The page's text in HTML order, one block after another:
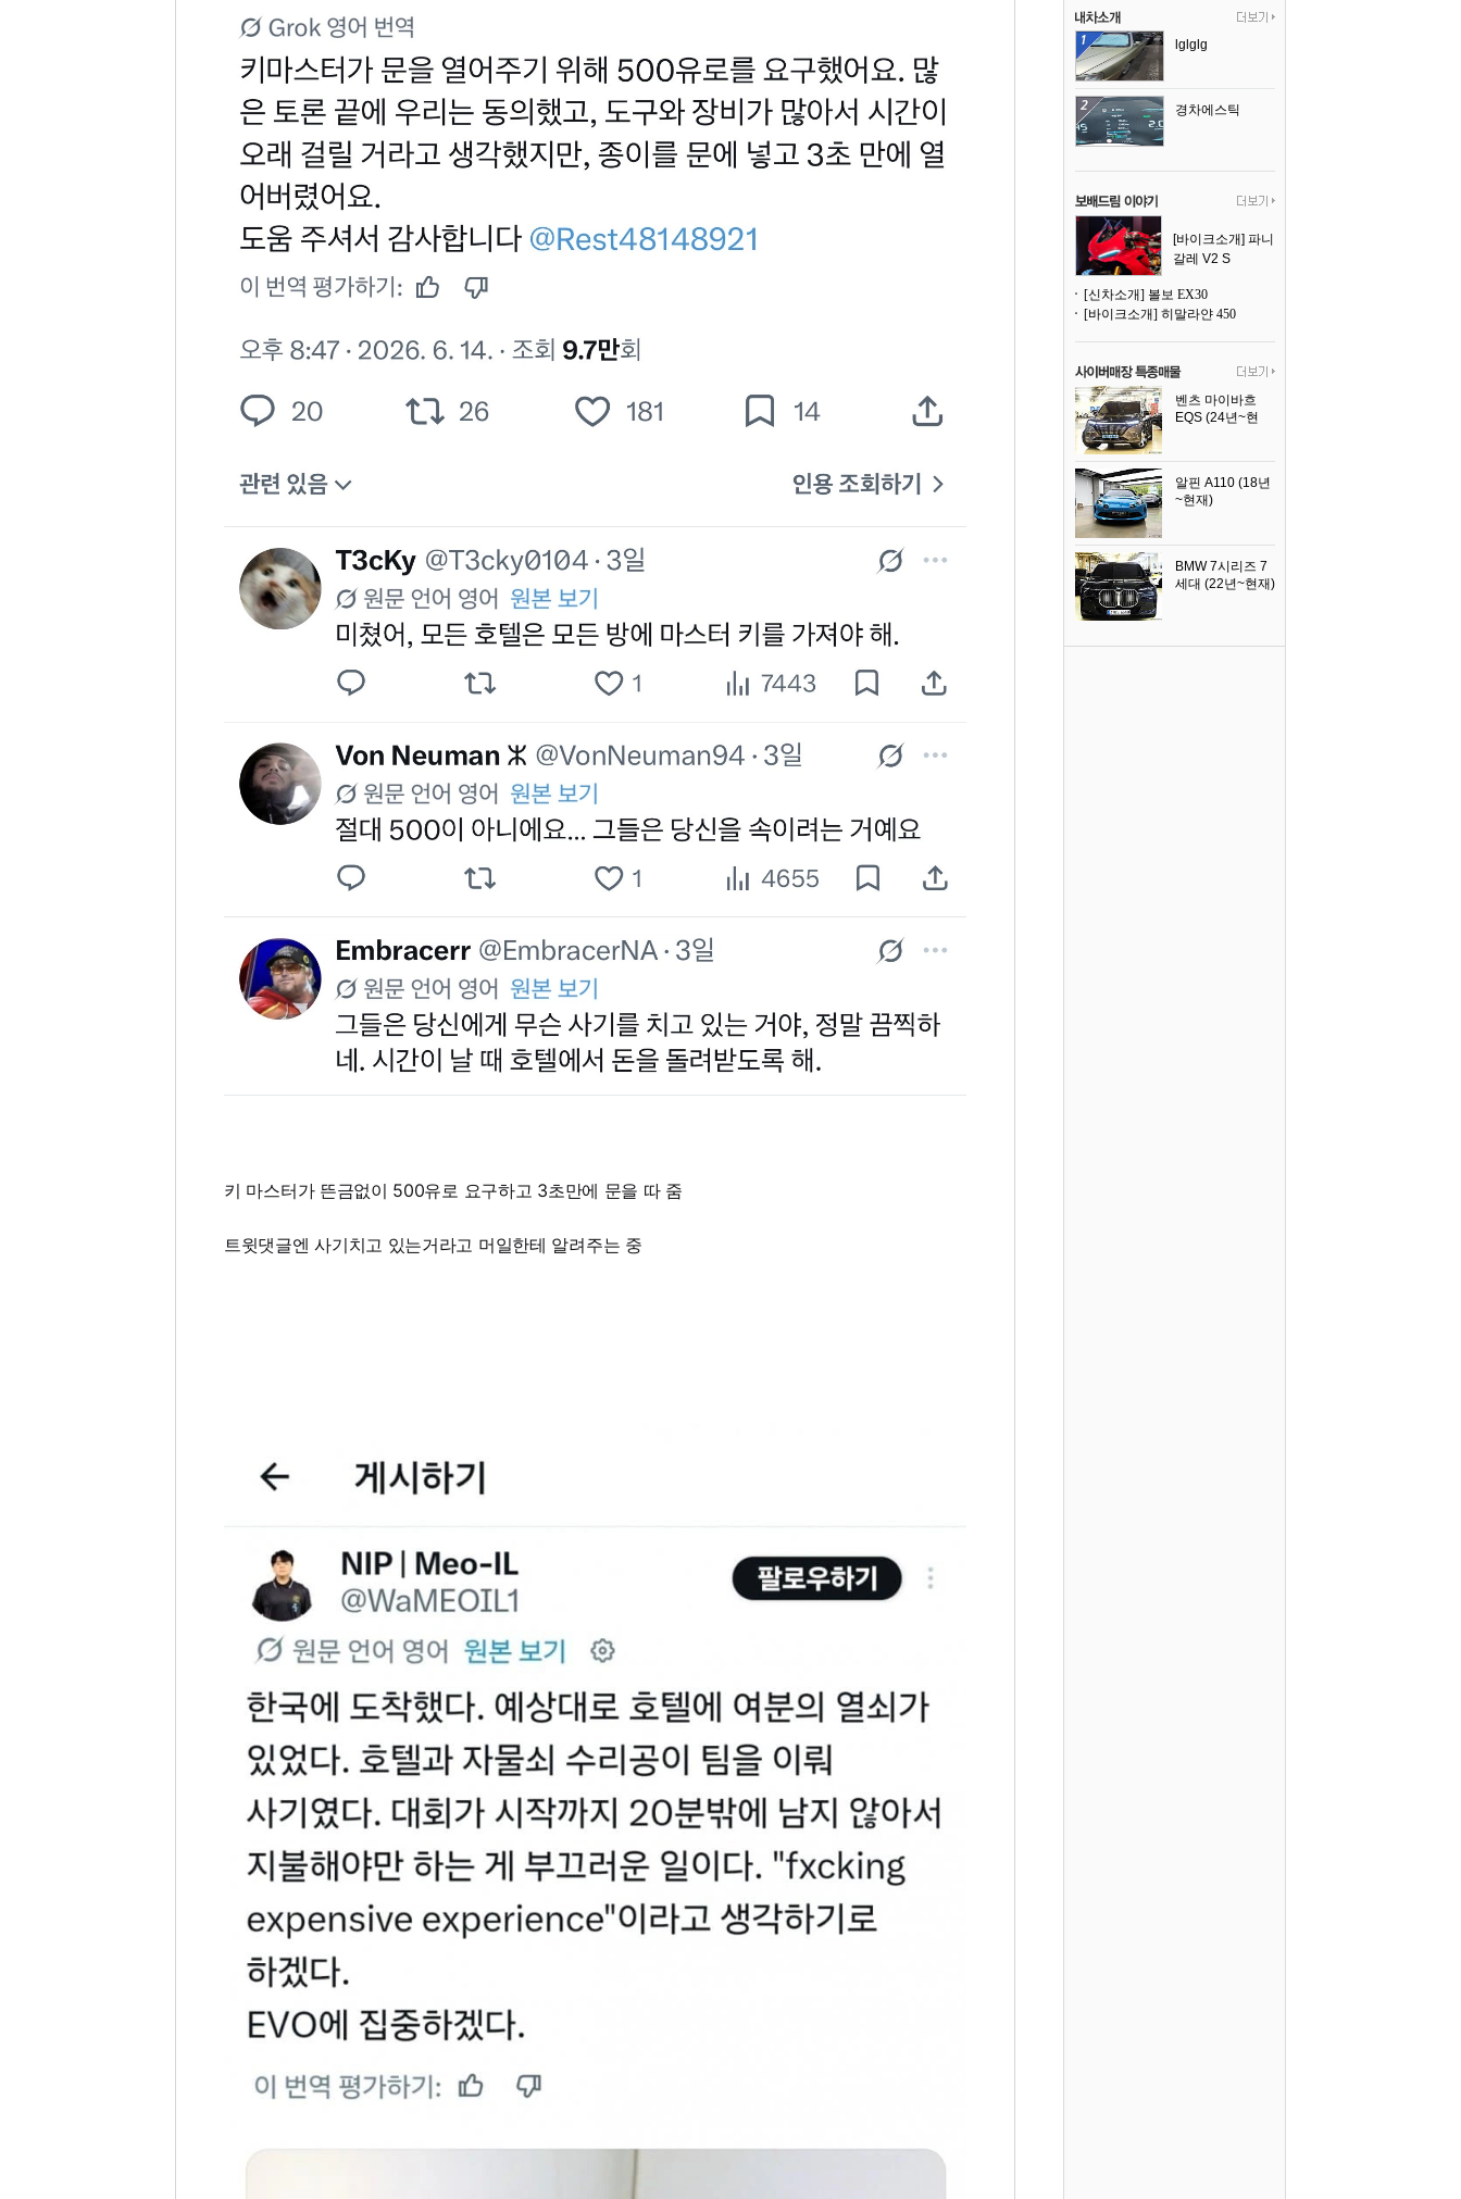
키 마스터가 뜬금없이 500유로 요구하고 3초만에 문을 따 줌
트윗댓글엔 사기치고 있는거라고 머일한테 알려주는 중
lglglg
경차에스틱
[바이크소개] 파니
갈레 V2 S
[신차소개] 볼보 EX30
[바이크소개] 히말라얀 450
벤츠 마이바흐
EQS (24년~현
알핀 A110 (18년
~현재)
BMW 7시리즈 7
세대 (22년~현재)